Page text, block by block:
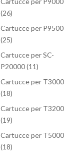
(26)
Cartucce per P9500
(25)
Cartucce per SC-
P20000(11)
Cartucce per T3000
(18)
Cartucce per T3200
(19)
Cartucce per T5000
(18)